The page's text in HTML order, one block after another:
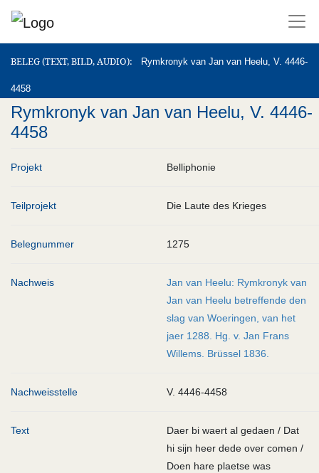
BELEG (TEXT, BILD, AUDIO) Rymkronyk van Jan van Heelu, V. 4446-
4458
BELEG (TEXT, BILD, AUDIO)
Rymkronyk van Jan van Heelu, V. 4446-
4458
Projekt Belliphonie
Teilprojekt Die Laute des Krieges
Belegnummer 1275
Nachweis
Jan van Heelu: Rymkronyk van
Jan van Heelu betreffende den
slag van Woeringen, van het
jaer 1288. Hg. v. Jan Frans
Willems. Brüssel 1836.
Nachweisstelle V. 4446-4458
Text
Daer bi waert al gedaen / Dat
hi sijn heer dede over comen /
Doen hare plaetse was